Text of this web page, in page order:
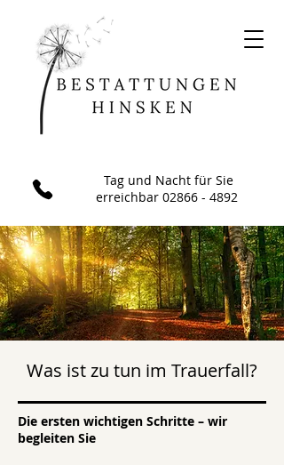
Tag und Nacht für Sie
erreichbar 02866 - 4892
Was ist zu tun im Trauerfall?
Die ersten wichtigen Schritte – wir
begleiten Sie